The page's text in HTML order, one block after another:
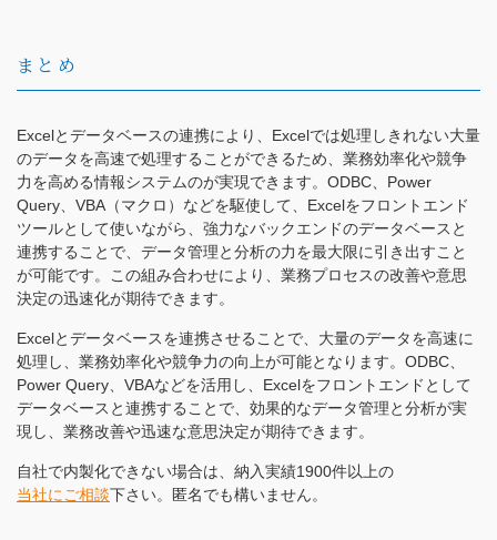
まとめ
Excelとデータベースの連携により、Excelでは処理しきれない大量
のデータを高速で処理することができるため、業務効率化や競争
力を高める情報システムのが実現できます。ODBC、Power
Query、VBA（マクロ）などを駆使して、Excelをフロントエンド
ツールとして使いながら、強力なバックエンドのデータベースと
連携することで、データ管理と分析の力を最大限に引き出すこと
が可能です。この組み合わせにより、業務プロセスの改善や意思
決定の迅速化が期待できます。
Excelとデータベースを連携させることで、大量のデータを高速に
処理し、業務効率化や競争力の向上が可能となります。ODBC、
Power Query、VBAなどを活用し、Excelをフロントエンドとして
データベースと連携することで、効果的なデータ管理と分析が実
現し、業務改善や迅速な意思決定が期待できます。
自社で内製化できない場合は、納入実績1900件以上の
当社にご相談下さい。匿名でも構いません。